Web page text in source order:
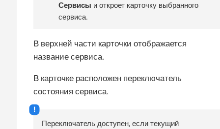
Сервисы и откроет карточку выбранного
сервиса.
В верхней части карточки отображается
название сервиса.
В карточке расположен переключатель
состояния сервиса.
Переключатель доступен, если текущий